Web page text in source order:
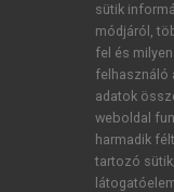
ÚJ FIÓK
1 óra díjmentes
E-MAIL-CÍM
sütik
módjáról,
fel és
felhasználó
adatok
weboldal
harmadik
tartozó